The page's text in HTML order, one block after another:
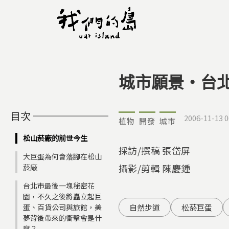
您在這裡
城市願景‧台
目次
松山菸廠的前世今生
大巨蛋為何會落腳在松山
菸廠
台北市最後一塊秘密花
園，不久之後將矗立起巨
蛋、百貨公司與旅館，美
夢背後帶來的衝擊會是什
植物 開發 城市 2006-11-13
採訪/撰稿 張岱屏
攝影/剪輯 陳慶鍾
自然步道 松菸巨蛋